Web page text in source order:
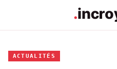
ACTUALITÉS